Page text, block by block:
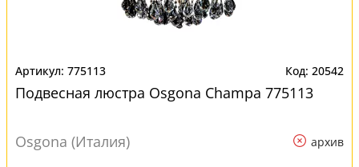
775113 20542
Подвесная люстра Osgona Champa 775113
Osgona (Италия) архив